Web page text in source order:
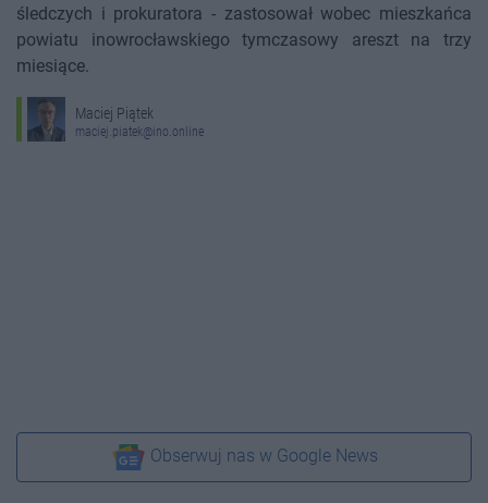
śledczych i prokuratora - zastosował wobec mieszkańca
powiatu inowrocławskiego tymczasowy areszt na trzy
miesiące.
Maciej Piątek
maciej.piatek@ino.online
Obserwuj nas w Google News